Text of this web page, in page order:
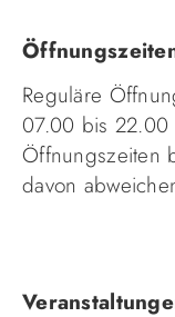
Reguläre
07.00 bis 22.00
Öffnungszeiten
davon
Navigation